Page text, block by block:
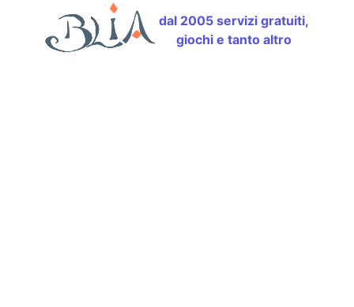
dal 2005 servizi gratuiti,
giochi e tanto altro